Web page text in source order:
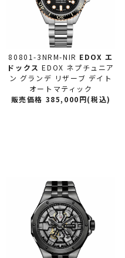
80801-3NRM-NIR EDOX エ
ドックス EDOX ネプチュニア
ン グランデ リザーブ デイト
オートマティック
販売価格 385,000円(税込)